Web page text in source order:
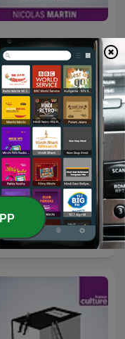
Méthode scientifique
Les Nuits de France
Culture